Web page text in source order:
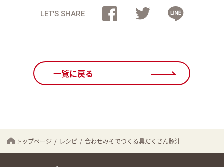
LET'S SHARE
一覧に戻る
トップページ / レシピ / 合わせみそでつくる具だくさん豚汁